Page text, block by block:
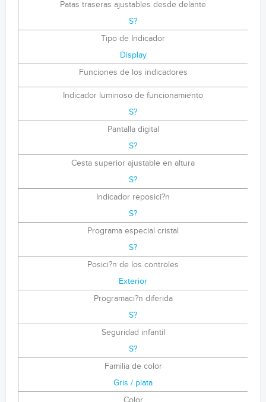
Patas traseras ajustables desde delante
S?
Tipo de Indicador
Display
Funciones de los indicadores
Indicador luminoso de funcionamiento
S?
Pantalla digital
S?
Cesta superior ajustable en altura
S?
Indicador reposici?n
S?
Programa especial cristal
S?
Posici?n de los controles
Exterior
Programaci?n diferida
S?
Seguridad infantil
S?
Familia de color
Gris / plata